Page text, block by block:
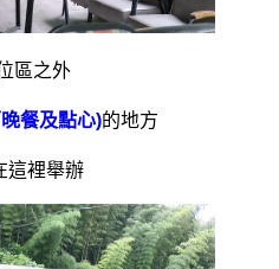
區之外
餐及點心)的地方
這裡舉辦